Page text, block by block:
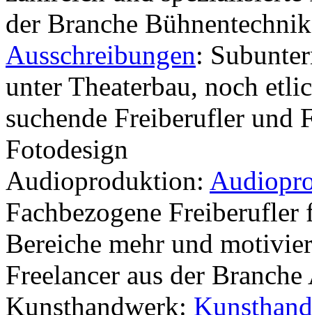
der Branche
Ausschreibungen:
unter Theaterbau, noch
suchende Freiberufler und
Fotodesign
Audioproduktion:
Fachbezogene
Bereiche mehr und
Freelancer aus der
Kunsthandwerk: